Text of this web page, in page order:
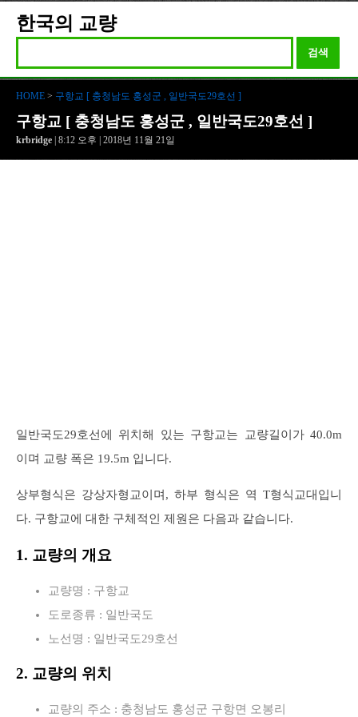
한국의 교량
검색
HOME > 구항교 [ 충청남도 홍성군 , 일반국도29호선 ]
구항교 [ 충청남도 홍성군 , 일반국도29호선 ]
krbridge | 8:12 오후 | 2018년 11월 21일
일반국도29호선에 위치해 있는 구항교는 교량길이가 40.0m
이며 교량 폭은 19.5m 입니다.
상부형식은 강상자형교이며, 하부 형식은 역 T형식교대입니
다. 구항교에 대한 구체적인 제원은 다음과 같습니다.
1. 교량의 개요
교량명 : 구항교
도로종류 : 일반국도
노선명 : 일반국도29호선
2. 교량의 위치
교량의 주소 : 충청남도 홍성군 구항면 오봉리